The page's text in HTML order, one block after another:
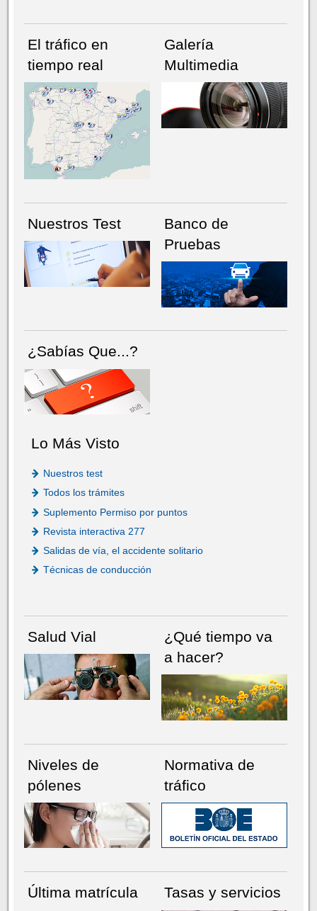
NÚMERO ACTUALHEMEROTECA
El tráfico en
tiempo real
Galería
Multimedia
Nuestros Test
Banco de
Pruebas
¿Sabías Que...?
Lo Más Visto
Nuestros test
Todos los trámites
Suplemento Permiso por puntos
Revista interactiva 277
Salidas de vía, el accidente solitario
Técnicas de conducción
Salud Vial
¿Qué tiempo va
a hacer?
Niveles de
pólenes
Normativa de
tráfico
Última matrícula
Tasas y servicios